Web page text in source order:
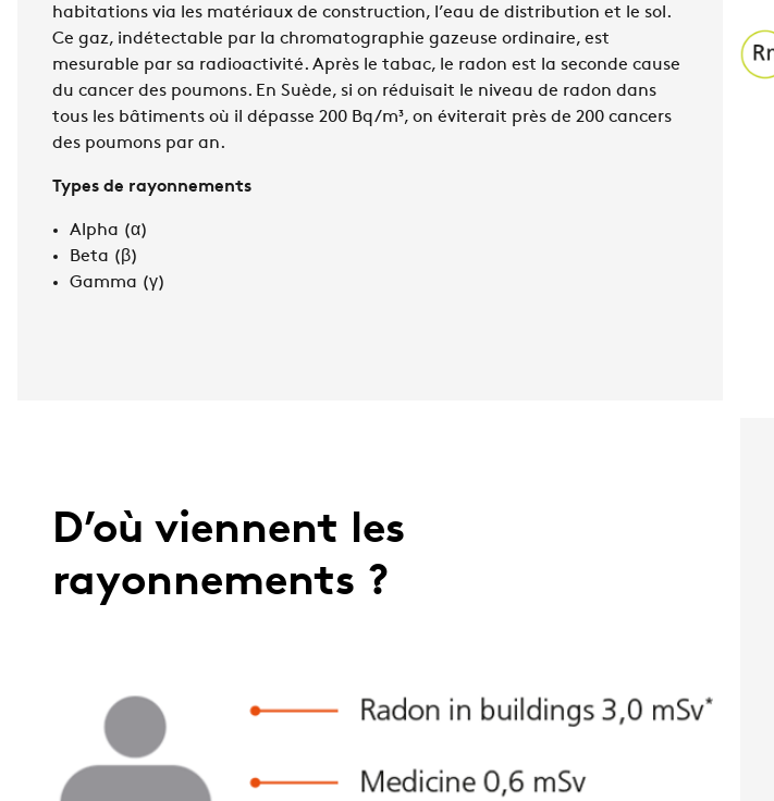
habitations via les matériaux de construction, l’eau de distribution et le sol.
Ce gaz, indétectable par la chromatographie gazeuse ordinaire, est
mesurable par sa radioactivité. Après le tabac, le radon est la seconde cause
du cancer des poumons. En Suède, si on réduisait le niveau de radon dans
tous les bâtiments où il dépasse 200 Bq/m³, on éviterait près de 200 cancers
des poumons par an.
Types de rayonnements
Alpha (α)
Beta (β)
Gamma (γ)
D’où viennent les
rayonnements ?